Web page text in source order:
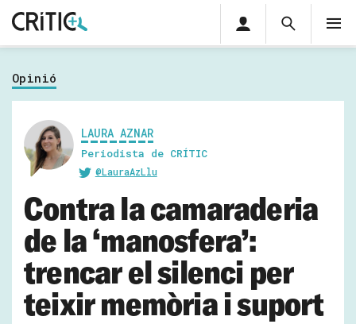
Cerca
Cerca
privada
Inicia sessió
Opinió
LAURA AZNAR
Periodista de CRÍTIC
@LauraAzLlu
Contra la camaraderia
de la ‘manosfera’:
trencar el silenci per
teixir memòria i suport